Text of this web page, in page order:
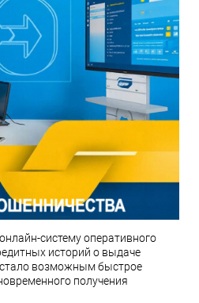
систему оперативного
историй о выдаче
возможным быстрое
получения